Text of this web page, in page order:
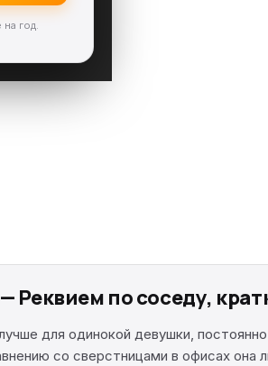
год.
Реквием по соседу,
для одинокой девушки,
со сверстницами в офисах